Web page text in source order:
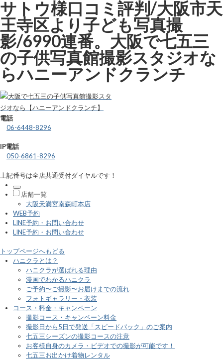
サトウ様口コミ評判/大阪市天
王寺区より子ども写真撮
影/6990連番。大阪で七五三
の子供写真館撮影スタジオな
らハニーアンドクランチ
電話
06-6448-8296
IP電話
050-6861-8296
上記番号は全店共通受付ダイヤルです！
店舗一覧
大阪天満宮南森町本店
WEB予約
LINE予約・お問い合わせ
LINE予約・お問い合わせ
トップページへもどる
ハニクラとは？
ハニクラが選ばれる理由
漫画でわかるハニクラ
ご予約〜ご撮影〜お届けまでの流れ
フォトギャラリー・衣装
コース・料金・キャンペーン
撮影コース・キャンペーン料金
撮影日から5日で発送「スピードパック」のご案内
七五三シーズンの撮影コースの注意
お客様自身のカメラ・ビデオでの撮影が可能です！
七五三お出かけ着物レンタル